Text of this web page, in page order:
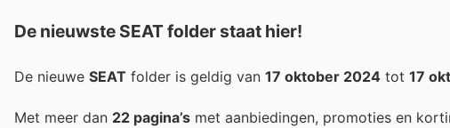
De nieuwste SEAT folder staat hier!
De nieuwe SEAT folder is geldig van 17 oktober 2024 tot 17
Met meer dan 22 pagina’s met aanbiedingen, promoties en